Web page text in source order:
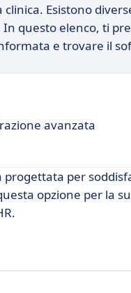
Esistono
questo elenco, ti
e trovare il
avanzata
per
opzione per la